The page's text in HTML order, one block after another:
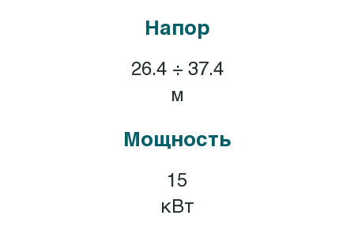
Напор
26.4 ÷ 37.4
м
Мощность
15
кВт